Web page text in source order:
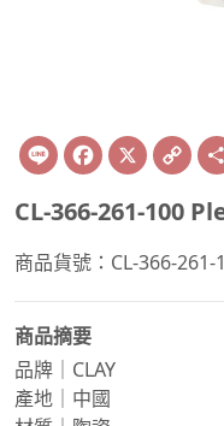
Line Facebook
X
CL-366-261-100
商品貨號：CL-366-261-
商品摘要
品牌｜CLAY
產地｜中國